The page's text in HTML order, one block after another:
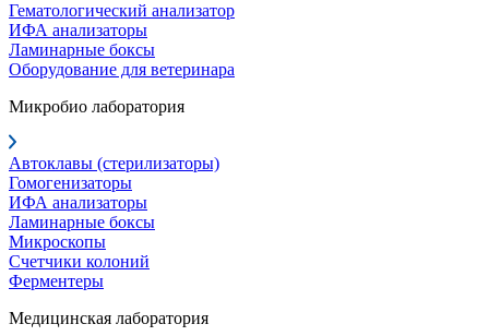
Гематологический анализатор
ИФА анализаторы
Ламинарные боксы
Оборудование для ветеринара
Микробио лаборатория
Автоклавы (стерилизаторы)
Гомогенизаторы
ИФА анализаторы
Ламинарные боксы
Микроскопы
Счетчики колоний
Ферментеры
Медицинская лаборатория